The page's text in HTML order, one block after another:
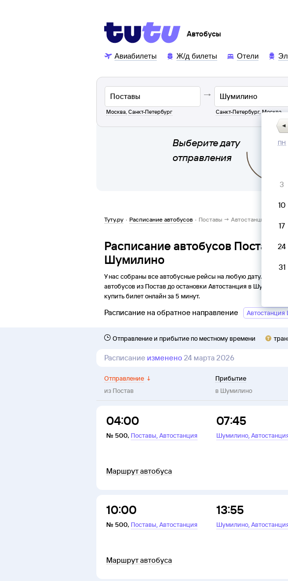
Автобусы
Авиабилеты Ж/д билеты Отели
Москва, Санкт-Петербург Санкт-Петербург, Москва
Выберите дату
отправления
Туту.ру · Расписание автобусов · Поставы → Автостанция
Расписание автобусов
Шумилино
У нас собраны все автобусные рейсы на любую дату. Вы
автобусов из Постав доостановки Автостанция в Шумилино
купить билет онлайн за 5 минут.
Расписание на обратное направление
Отправление и прибытие по местному времени
Расписание изменено 24 марта 2026
Отправление ↓
из Постав
Прибытие
в Шумилино
04:00
№ 500, Поставы,Автостанция
07:45
Шумилино,
Маршрут автобуса
10:00
№ 500, Поставы,Автостанция
13:55
Шумилино,
Маршрут автобуса
ПН
3
10
17
24
31